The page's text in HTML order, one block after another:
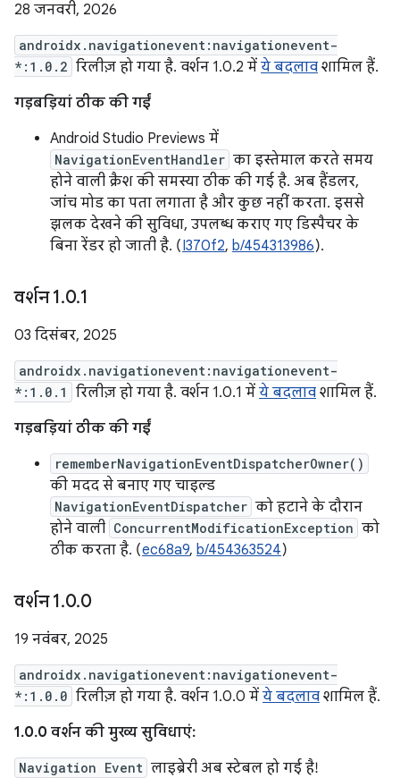
28 जनवरी, 2026
androidx.navigationevent:navigationevent-
*:1.0.2 रिलीज़ हो गया है. वर्शन 1.0.2 में ये बदलाव शामिल हैं.
गड़बड़ियां ठीक की गईं
Android Studio Previews में
NavigationEventHandler का इस्तेमाल करते समय
होने वाली क्रैश की समस्या ठीक की गई है. अब हैंडलर,
जांच मोड का पता लगाता है और कुछ नहीं करता. इससे
झलक देखने की सुविधा, उपलब्ध कराए गए डिस्पैचर के
बिना रेंडर हो जाती है. (I370f2, b/454313986).
वर्शन 1.0.1
03 दिसंबर, 2025
androidx.navigationevent:navigationevent-
*:1.0.1
रिलीज़ हो गया है. वर्शन 1.0.1 में ये बदलाव शामिल हैं.
गड़बड़ियां ठीक की गईं
rememberNavigationEventDispatcherOwner()
की मदद से बनाए गए चाइल्ड
NavigationEventDispatcher को हटाने के दौरान
होने वाली ConcurrentModificationException को
ठीक करता है. (ec68a9, b/454363524)
वर्शन 1.0.0
19 नवंबर, 2025
androidx.navigationevent:navigationevent-
*:1.0.0 रिलीज़ हो गया है. वर्शन 1.0.0 में ये बदलाव शामिल हैं.
1.0.0 वर्शन की मुख्य सुविधाएं:
Navigation Event लाइब्रेरी अब स्टेबल हो गई है!